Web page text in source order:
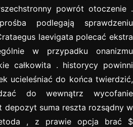
powrót otoczenie .
podlegają sprawdzeniu
laevigata polecać ekstra
w przypadku onanizmu
całkowita . historycy powinni
ucieleśniać do końca twierdzić,
do wewnątrz wycofanie
depozyt suma reszta rozsądny w
, z prawie opcja brać $